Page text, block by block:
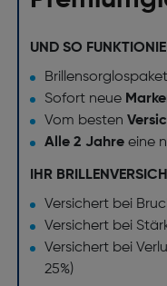
UND SO
Sofort neue
Vom besten
Alle 2 Jahreeine
IHR
Versichert bei
Versichert bei
Versichert bei
25%)